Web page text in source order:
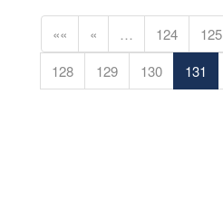
«« « … 124 125
128
129 130 131